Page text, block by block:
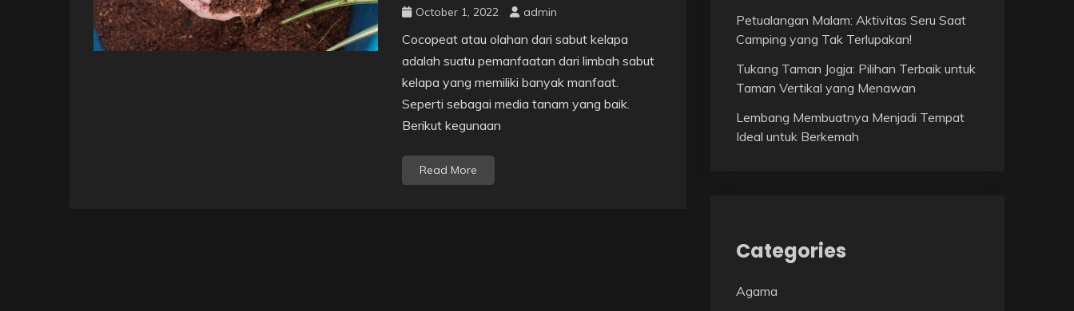
October 1, 2022 admin
Cocopeat atau olahan dari sabut kelapa
adalah suatu pemanfaatan dari limbah sabut
kelapa yang memiliki banyak manfaat.
Seperti sebagai media tanam yang baik.
Berikut kegunaan
Read More
Petualangan Malam: Aktivitas Seru Saat
Camping yang Tak Terlupakan!
Tukang Taman Jogja: Pilihan Terbaik untuk
Taman Vertikal yang Menawan
Lembang Membuatnya Menjadi Tempat
Ideal untuk Berkemah
Categories
Agama